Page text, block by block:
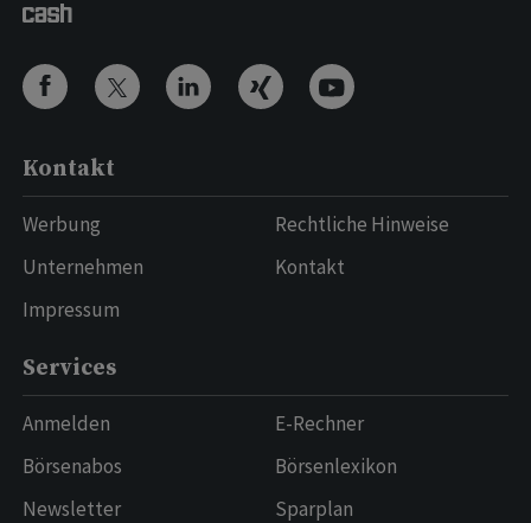
Kontakt
Werbung
Unternehmen
Impressum
Rechtliche Hinweise
Kontakt
Services
Anmelden
Börsenabos
Newsletter
E-Rechner
Börsenlexikon
Sparplan